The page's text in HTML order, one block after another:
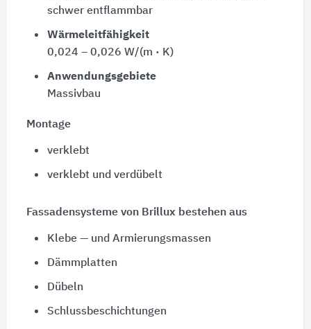
schwer entflammbar
Wärmeleitfähigkeit
0,024 – 0,026 W/(m · K)
Anwendungsgebiete
Massivbau
Montage
verklebt
verklebt und verdübelt
Fassadensysteme von Brillux bestehen aus
Klebe — und Armierungsmassen
Dämmplatten
Dübeln
Schlussbeschichtungen